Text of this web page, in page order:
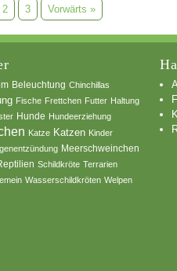
2 3 Vorwärts »
Beleuchtung Chinchillas
Fische Frettchen Futter Haltung
Hunde Hundeerziehung
Katze Katzen Kinder
Meerschweinchen
Schildkröte Terrarien
Wasserschildkröten Welpen